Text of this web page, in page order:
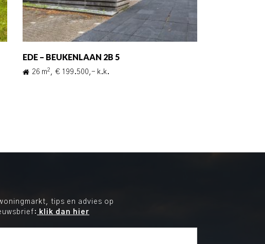
EDE – BEUKENLAAN 2B 5
26 m2 , € 199.500,- k.k.
tips en advies op
klik dan hier